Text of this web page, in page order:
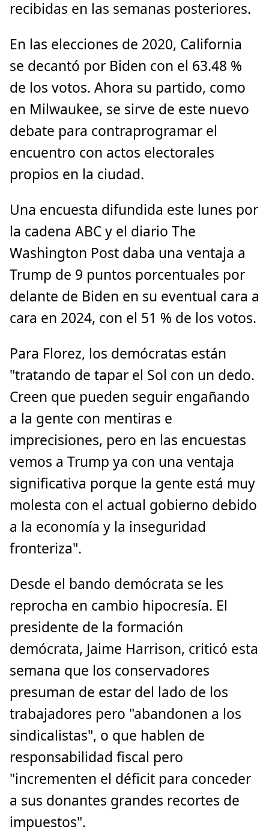
recibidas en las semanas posteriores.
En las elecciones de 2020, California
se decantó por Biden con el 63.48 %
de los votos. Ahora su partido, como
en Milwaukee, se sirve de este nuevo
debate para contraprogramar el
encuentro con actos electorales
propios en la ciudad.
Una encuesta difundida este lunes por
la cadena ABC y el diario The
Washington Post daba una ventaja a
Trump de 9 puntos porcentuales por
delante de Biden en su eventual cara a
cara en 2024, con el 51 % de los votos.
Para Florez, los demócratas están
"tratando de tapar el Sol con un dedo.
Creen que pueden seguir engañando
a la gente con mentiras e
imprecisiones, pero en las encuestas
vemos a Trump ya con una ventaja
significativa porque la gente está muy
molesta con el actual gobierno debido
a la economía y la inseguridad
fronteriza".
Desde el bando demócrata se les
reprocha en cambio hipocresía. El
presidente de la formación
demócrata, Jaime Harrison, criticó esta
semana que los conservadores
presuman de estar del lado de los
trabajadores pero "abandonen a los
sindicalistas", o que hablen de
responsabilidad fiscal pero
"incrementen el déficit para conceder
a sus donantes grandes recortes de
impuestos".